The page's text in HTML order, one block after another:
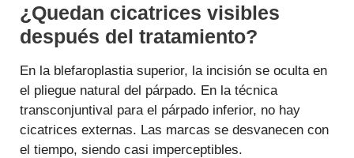
¿Quedan cicatrices visibles
después del tratamiento?
En la blefaroplastia superior, la incisión se oculta en
el pliegue natural del párpado. En la técnica
transconjuntival para el párpado inferior, no hay
cicatrices externas. Las marcas se desvanecen con
el tiempo, siendo casi imperceptibles.